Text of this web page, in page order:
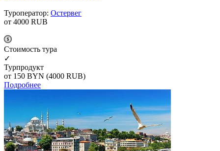
Туроператор: Остервег
от 4000 RUB
Cтоимость тура
✓
Турпродукт
от 150 BYN (4000 RUB)
Подробнее